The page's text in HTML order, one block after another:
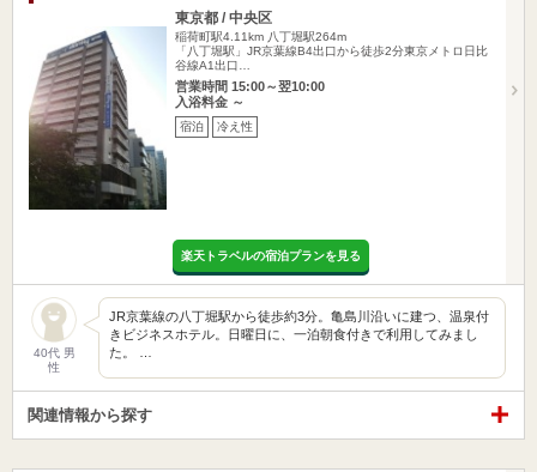
東京都 / 中央区
稲荷町駅4.11km 八丁堀駅264m
「八丁堀駅」JR京葉線B4出口から徒歩2分東京メトロ日比
谷線A1出口…
営業時間 15:00～翌10:00
入浴料金 ～
宿泊 冷え性
楽天トラベルの宿泊プランを見る
40代 男
性
JR京葉線の八丁堀駅から徒歩約3分。亀島川沿いに建つ、温泉付
きビジネスホテル。日曜日に、一泊朝食付きで利用してみまし
た。 …
関連情報から探す